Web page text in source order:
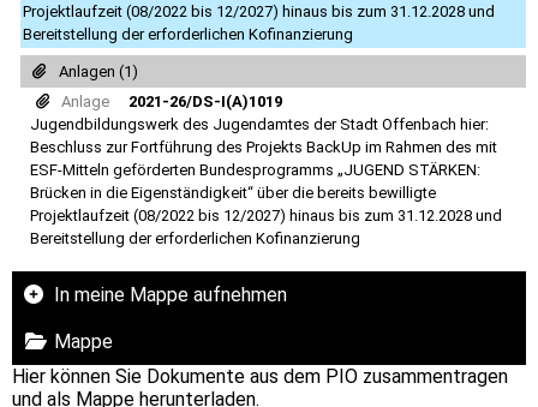
Projektlaufzeit (08/2022 bis 12/2027) hinaus bis zum 31.12.2028 und
Bereitstellung der erforderlichen Kofinanzierung
Anlagen (1)
Anlage
2021-26/DS-I(A)1019
Jugendbildungswerk des Jugendamtes der Stadt Offenbach hier:
Beschluss zur Fortführung des Projekts BackUp im Rahmen des mit
ESF-Mitteln geförderten Bundesprogramms „JUGEND STÄRKEN:
Brücken in die Eigenständigkeit“ über die bereits bewilligte
Projektlaufzeit (08/2022 bis 12/2027) hinaus bis zum 31.12.2028 und
Bereitstellung der erforderlichen Kofinanzierung
In meine Mappe aufnehmen
Mappe
Hier können Sie Dokumente aus dem PIO zusammentragen
und als Mappe herunterladen.